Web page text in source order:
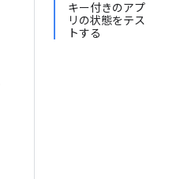
キー付きのアプ
リの状態をテス
トする